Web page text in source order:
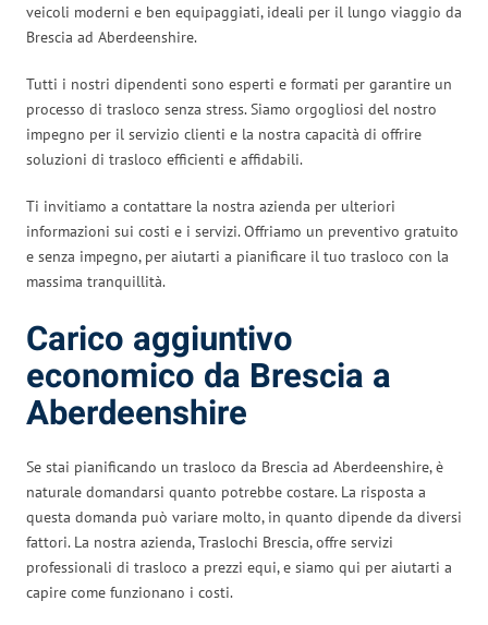
veicoli moderni e ben equipaggiati, ideali per il lungo viaggio da
Brescia ad Aberdeenshire.
Tutti i nostri dipendenti sono esperti e formati per garantire un
processo di trasloco senza stress. Siamo orgogliosi del nostro
impegno per il servizio clienti e la nostra capacità di offrire
soluzioni di trasloco efficienti e affidabili.
Ti invitiamo a contattare la nostra azienda per ulteriori
informazioni sui costi e i servizi. Offriamo un preventivo gratuito
e senza impegno, per aiutarti a pianificare il tuo trasloco con la
massima tranquillità.
Carico aggiuntivo
economico da Brescia a
Aberdeenshire
Se stai pianificando un trasloco da Brescia ad Aberdeenshire, è
naturale domandarsi quanto potrebbe costare. La risposta a
questa domanda può variare molto, in quanto dipende da diversi
fattori. La nostra azienda, Traslochi Brescia, offre servizi
professionali di trasloco a prezzi equi, e siamo qui per aiutarti a
capire come funzionano i costi.